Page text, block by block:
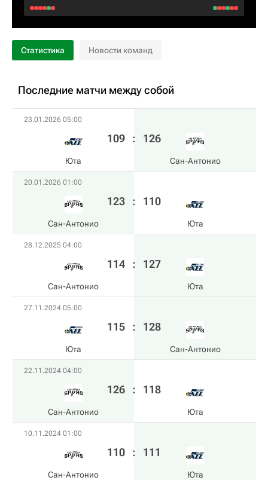
Статистика Новости команд
Последние матчи между собой
23.01.2026 05:00
Юта
109 : 126
Сан-Антонио
20.01.2026 01:00
Сан-Антонио
123 : 110
Юта
28.12.2025 04:00
Сан-Антонио
114 : 127
Юта
27.11.2024 05:00
Юта
115 : 128
Сан-Антонио
22.11.2024 04:00
Сан-Антонио
126 : 118
Юта
10.11.2024 01:00
Сан-Антонио
110 : 111
Юта